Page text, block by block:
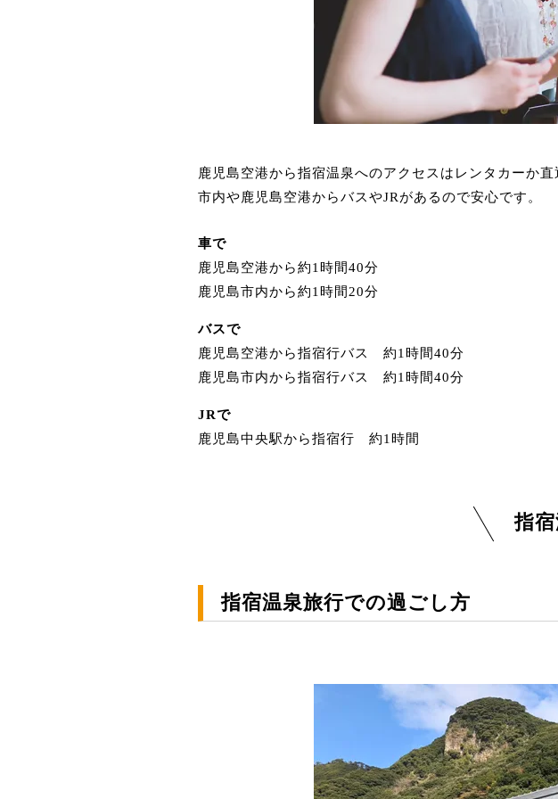
鹿児島空港から指宿温泉へのアクセスはレンタカーか
市内や鹿児島空港からバスやJRがあるので安心です。
車で
鹿児島空港から約1時間40分
鹿児島市内から約1時間20分
バスで
鹿児島空港から指宿行バス 約1時間40分
鹿児島市内から指宿行バス 約1時間40分
JRで
鹿児島中央駅から指宿行 約1時間
指
指宿温泉旅行での過ごし方